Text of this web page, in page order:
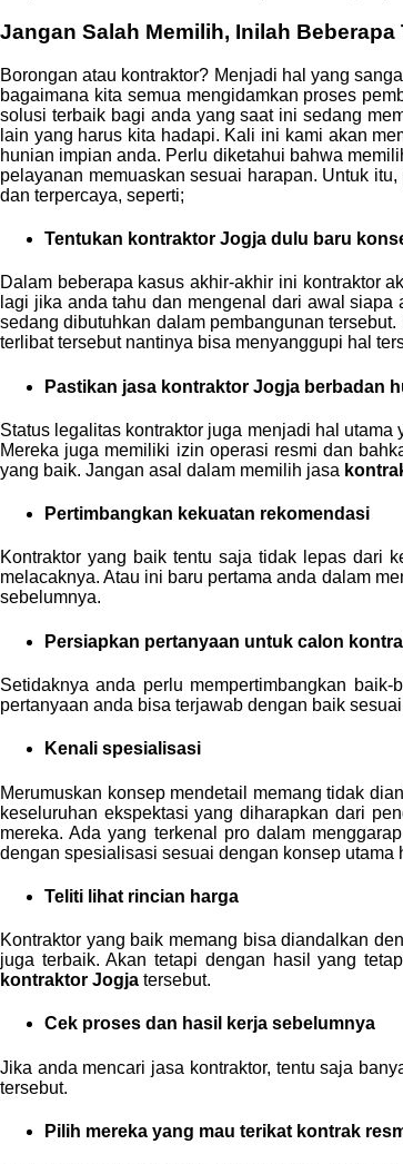
Jangan Salah Memilih, Inilah
Borongan atau kontraktor? Menjadi hal yang
bagaimana kita semua mengidamkan proses
solusi terbaik bagi anda yang saat ini sedang
lain yang harus kita hadapi. Kali ini kami akan
hunian impian anda. Perlu diketahui bahwa
pelayanan memuaskan sesuai harapan. Untuk
dan terpercaya, seperti;
Tentukan kontraktor Jogja dulu baru
Dalam beberapa kasus akhir-akhir ini kontraktor
lagi jika anda tahu dan mengenal dari awal
sedang dibutuhkan dalam pembangunan
terlibat tersebut nantinya bisa menyanggupi hal
Pastikan jasa kontraktor Jogja berbadan
Status legalitas kontraktor juga menjadi hal
Mereka juga memiliki izin operasi resmi dan
yang baik. Jangan asal dalam memilih jasa
Pertimbangkan kekuatan rekomendasi
Kontraktor yang baik tentu saja tidak lepas dari
melacaknya. Atau ini baru pertama anda dalam
sebelumnya.
Persiapkan pertanyaan untuk calon
Setidaknya anda perlu mempertimbangkan
pertanyaan anda bisa terjawab dengan baik
Kenali spesialisasi
Merumuskan konsep mendetail memang tidak
keseluruhan ekspektasi yang diharapkan dari
mereka. Ada yang terkenal pro dalam
dengan spesialisasi sesuai dengan konsep utama
Teliti lihat rincian harga
Kontraktor yang baik memang bisa diandalkan
juga terbaik. Akan tetapi dengan hasil yang
kontraktor Jogja tersebut.
Cek proses dan hasil kerja sebelumnya
Jika anda mencari jasa kontraktor, tentu saja
tersebut.
Pilih mereka yang mau terikat kontrak